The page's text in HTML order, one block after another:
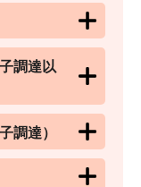
調達以
調達）